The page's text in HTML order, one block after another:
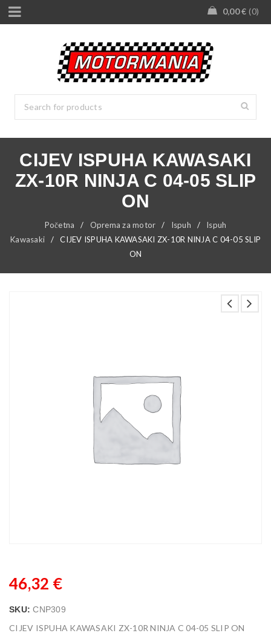
0,00€ 0
CIJEV ISPUHA KAWASAKI
ZX-10R NINJA C 04-05 SLIP
ON
Početna / Oprema za motor / Ispuh /
Ispuh
Kawasaki
/
CIJEV ISPUHA KAWASAKI ZX-10R NINJA C 04-05 SLIP
ON
46,32 €
SKU:CNP309
CIJEV ISPUHA KAWASAKI ZX-10R NINJA C 04-05 SLIP ON